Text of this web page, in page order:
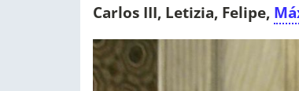
Carlos III, Letizia, Felipe,